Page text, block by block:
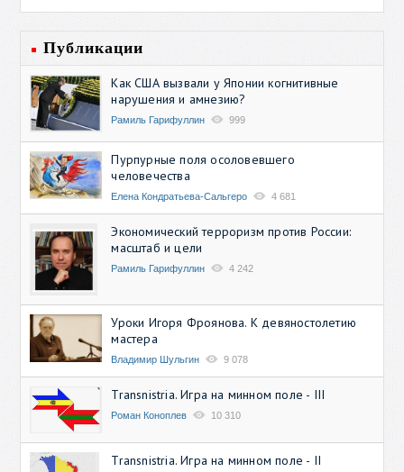
Публикации
Как США вызвали у Японии когнитивные
нарушения и амнезию?
Рамиль Гарифуллин 999
Пурпурные поля осоловевшего
человечества
Елена Кондратьева-Сальгеро 4 681
Экономический терроризм против России:
масштаб и цели
Рамиль Гарифуллин 4 242
Уроки Игоря Фроянова. К девяностолетию
мастера
Владимир Шульгин 9 078
Transnistria. Игра на минном поле - III
Роман Коноплев 10 310
Transnistria. Игра на минном поле - II